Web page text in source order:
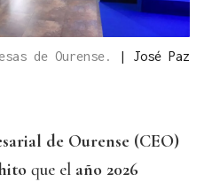
de Ourense. | José Paz
de Ourense (CEO)
que el año 2026